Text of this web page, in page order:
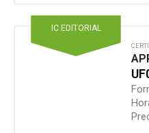
IC EDITORIAL